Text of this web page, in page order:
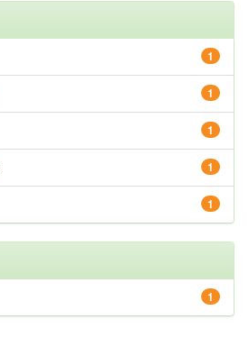
1
1
1
1
1
1